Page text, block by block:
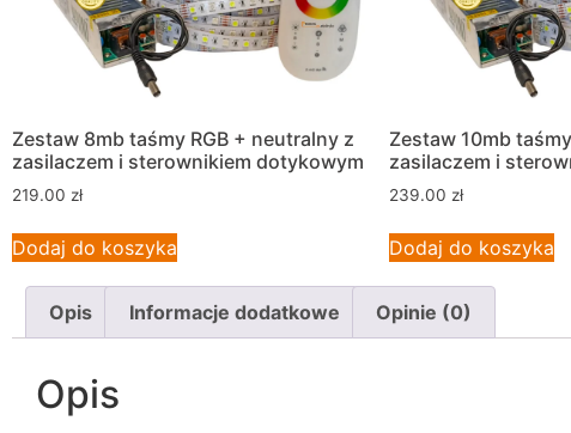
Zestaw 8mb taśmy RGB + neutralny z
zasilaczem i sterownikiem dotykowym
219.00 zł
Dodaj do koszyka
Zestaw 10mb
zasilaczem i
239.00 zł
Dodaj do koszyka
Opis Informacje dodatkowe Opinie (0)
Opis